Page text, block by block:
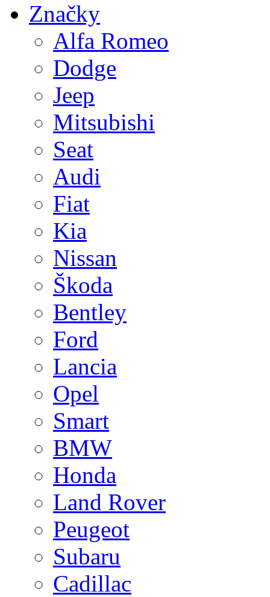
Značky
Alfa Romeo
Dodge
Jeep
Mitsubishi
Seat
Audi
Fiat
Kia
Nissan
Škoda
Bentley
Ford
Lancia
Opel
Smart
BMW
Honda
Land Rover
Peugeot
Subaru
Cadillac